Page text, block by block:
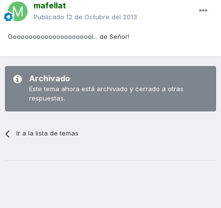
mafellat
Publicado 12 de Octubre del 2013
Gooooooooooooooooooool... de Señor!
Archivado
Este tema ahora está archivado y cerrado a otras
respuestas.
Ir a la lista de temas